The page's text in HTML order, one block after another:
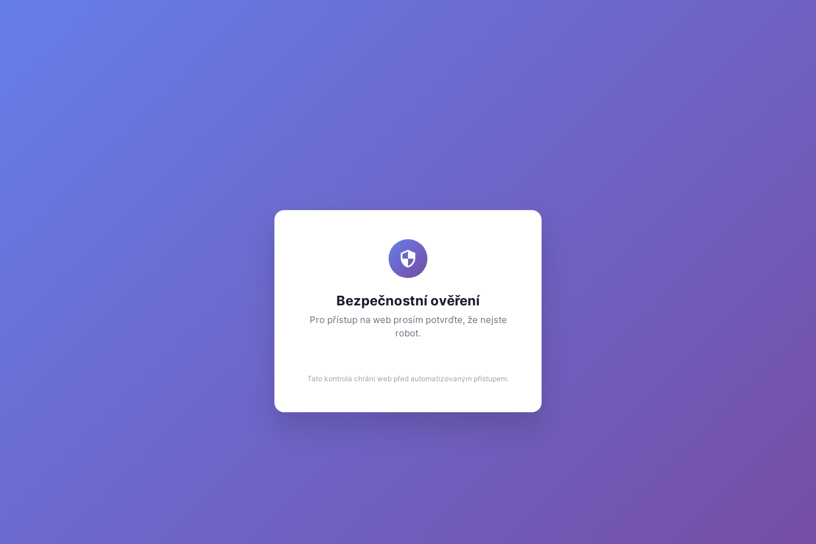
Bezpečnostní ověření
Pro přístup na web prosím potvrďte, že nejste
robot.
Tato kontrola chrání web před automatizovaným přístupem.